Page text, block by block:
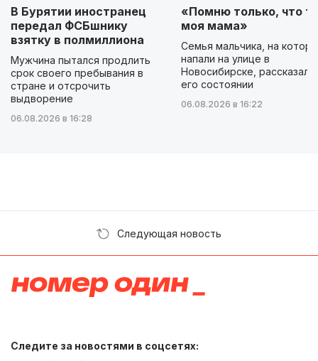
В Бурятии иностранец
передал ФСБшнику
взятку в полмиллиона
Мужчина пытался продлить
срок своего пребывания в
стране и отсрочить
выдворение
06.08.2026 в 16:28
«Помню только, что
моя мама»
Семья мальчика, на
напали на улице в
Новосибирске, рассказала
его состоянии
06.08.2026 в 16:22
Следующая новость
Следите за новостями в соцсетях: